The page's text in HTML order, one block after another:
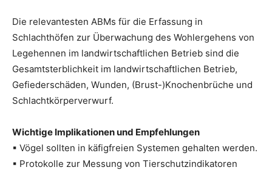
Die relevantesten ABMs für die Erfassung in
Schlachthöfen zur Überwachung des Wohlergehens von
Legehennen im landwirtschaftlichen Betrieb sind die
Gesamtsterblichkeit im landwirtschaftlichen Betrieb,
Gefiederschäden, Wunden, (Brust-)Knochenbrüche und
Schlachtkörperverwurf.
Wichtige Implikationen und Empfehlungen
▪ Vögel sollten in käfigfreien Systemen gehalten werden.
▪ Protokolle zur Messung von Tierschutzindikatoren